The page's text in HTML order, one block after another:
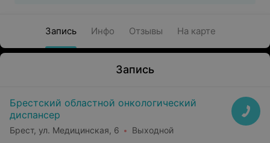
Запись Инфо Отзывы На карте
Запись
Брестский областной онкологический
диспансер
Брест, ул. Медицинская, 6 Выходной